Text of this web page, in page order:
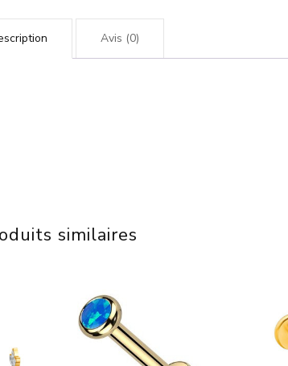
Avis (0)
similaires